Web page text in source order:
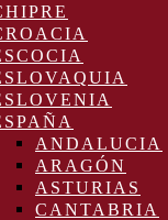
ANDALUCIA
ARAGÓN
ASTURIAS
CANTABRIA